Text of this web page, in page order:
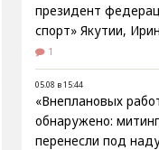
президент
спорт» Якутии,
1
05.08 в 15:44
«Внеплановых
обнаружено:
перенесли под